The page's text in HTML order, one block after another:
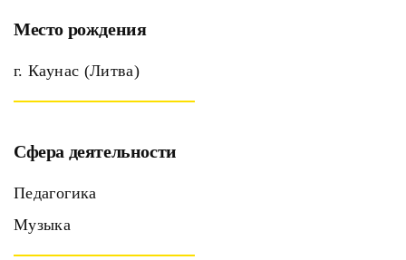
Место рождения
г. Каунас (Литва)
Сфера деятельности
Педагогика
Музыка